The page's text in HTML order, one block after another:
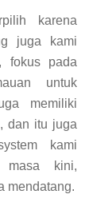
karena
juga kami
fokus pada
untuk
memiliki
dan itu juga
kami
masa kini,
mendatang.